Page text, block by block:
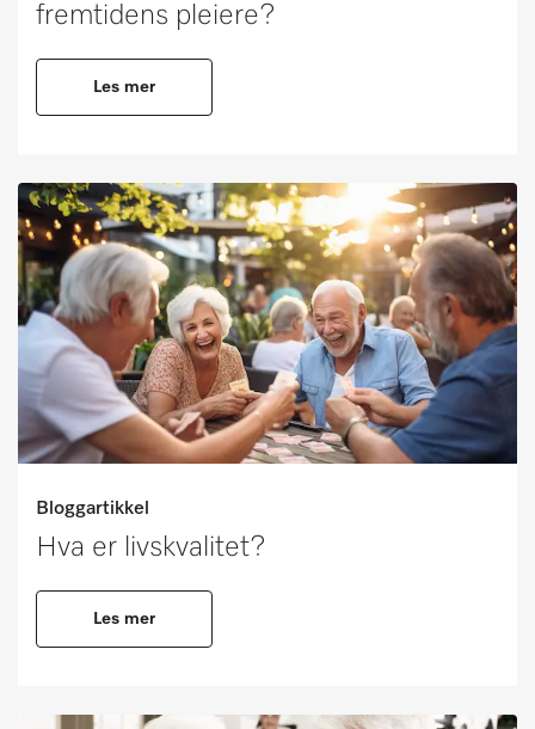
fremtidens pleiere?
Les mer
Bloggartikkel
Hva er livskvalitet?
Les mer